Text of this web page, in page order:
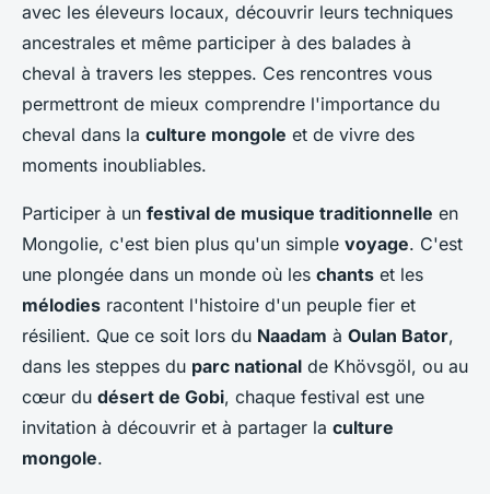
avec les éleveurs locaux, découvrir leurs techniques
ancestrales et même participer à des balades à
cheval à travers les steppes. Ces rencontres vous
permettront de mieux comprendre l'importance du
cheval dans la culture mongole et de vivre des
moments inoubliables.
Participer à un festival de musique traditionnelle en
Mongolie, c'est bien plus qu'un simple voyage. C'est
une plongée dans un monde où les chants et les
mélodies racontent l'histoire d'un peuple fier et
résilient. Que ce soit lors du Naadam à Oulan Bator,
dans les steppes du parc national de Khövsgöl, ou au
cœur du désert de Gobi, chaque festival est une
invitation à découvrir et à partager la culture
mongole.